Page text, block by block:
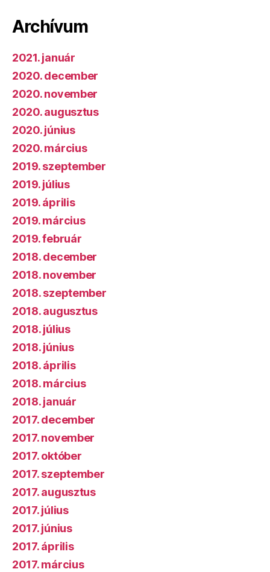
Archívum
2021. január
2020. december
2020. november
2020. augusztus
2020. június
2020. március
2019. szeptember
2019. július
2019. április
2019. március
2019. február
2018. december
2018. november
2018. szeptember
2018. augusztus
2018. július
2018. június
2018. április
2018. március
2018. január
2017. december
2017. november
2017. október
2017. szeptember
2017. augusztus
2017. július
2017. június
2017. április
2017. március